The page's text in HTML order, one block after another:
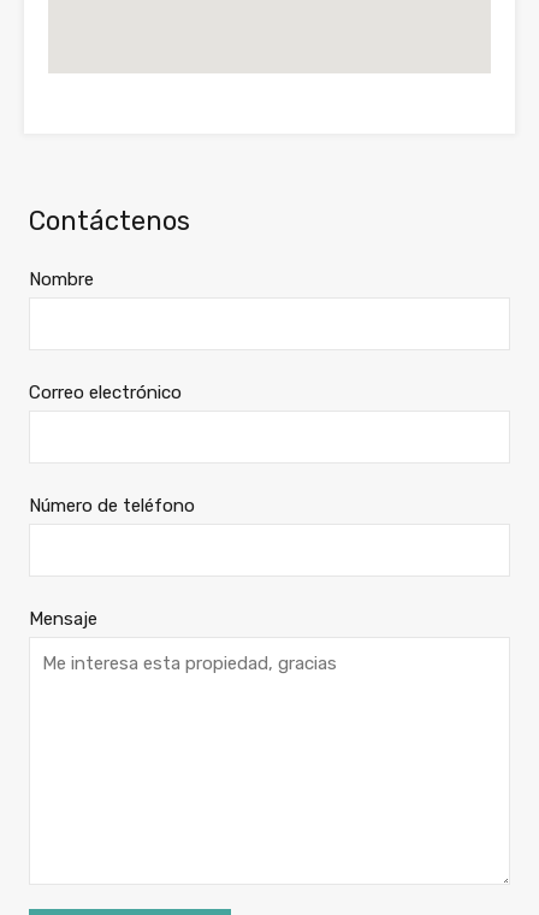
Contáctenos
Nombre
Correo electrónico
Número de teléfono
Mensaje